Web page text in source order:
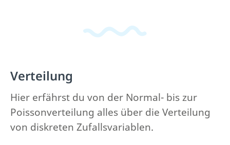
Verteilung
Hier erfährst du von der Normal- bis zur
Poissonverteilung alles über die Verteilung
von diskreten Zufallsvariablen.